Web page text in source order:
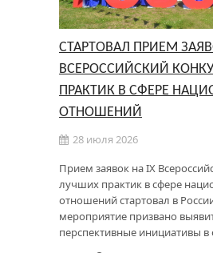
СТАРТОВАЛ ПРИЕМ
ВСЕРОССИЙСКИЙ
ПРАКТИК В СФЕРЕ
ОТНОШЕНИЙ
28 июля 2026
Прием заявок на IX
лучших практик в сфере
отношений стартовал в
мероприятие призвано
перспективные инициативы в